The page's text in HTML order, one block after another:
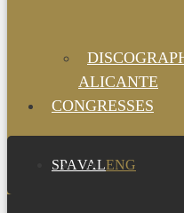
ALICANTE
CONGRESSES
SPAVALENG